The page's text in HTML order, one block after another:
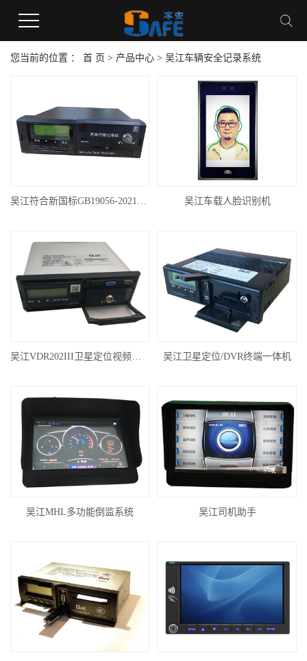
您当前的位置 ： 首 页 > 产品中心 > 吴江车辆安全记录系统
吴江符合新国标GB19056-2021的汽车行驶记录仪 吴江车载人脸识别机
吴江VDR202III卫星定位视频一体机 吴江卫星定位/DVR终端一体机
吴江MHL多功能倒监系统 吴江司机助手